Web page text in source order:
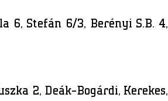
6, Stefán 6/3, Berényi S.B. 4,
2, Deák-Bogárdi, Kerekes,